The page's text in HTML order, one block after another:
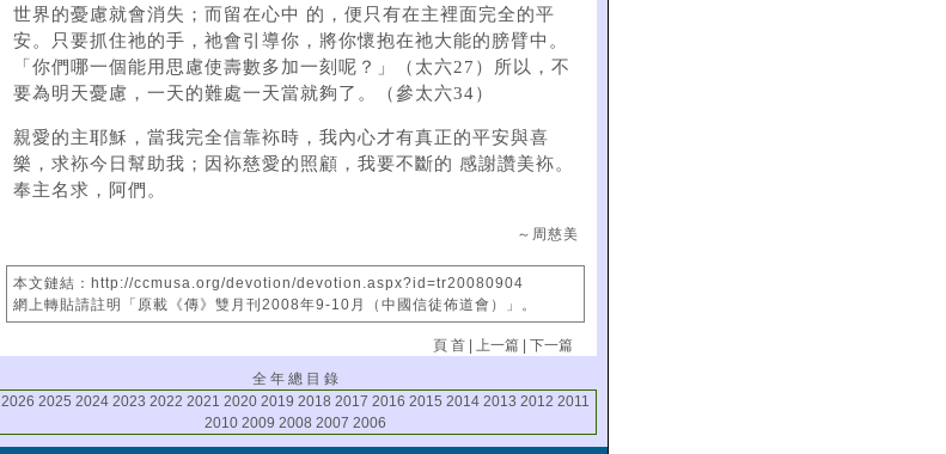
世界的憂慮就會消失；而留在心中 的，便只有在主裡面完全的平
安。只要抓住祂的手，祂會引導你，將你懷抱在祂大能的膀臂中。
「你們哪一個能用思慮使壽數多加一刻呢？」（太六27）所以，不
要為明天憂慮，一天的難處一天當就夠了。（參太六34）
親愛的主耶穌，當我完全信靠袮時，我內心才有真正的平安與喜
樂，求袮今日幫助我；因袮慈愛的照顧，我要不斷的 感謝讚美袮。
奉主名求，阿們。
～周慈美
本文鏈結：http://ccmusa.org/devotion/devotion.aspx?id=tr20080904
網上轉貼請註明「原載《傳》雙月刊2008年9-10月（中國信徒佈道會）」。
頁 首 | 上一篇 |下一篇
全 年 總 目 錄
2026 2025 2024 2023 2022 2021 2020 2019 2018 2017 2016 2015 2014 2013 2012 2011
2010 2009 2008 2007 2006